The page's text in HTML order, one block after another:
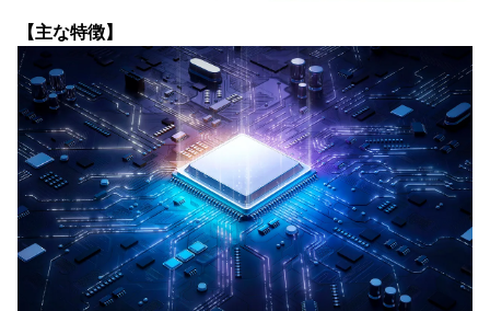
【主な特徴】